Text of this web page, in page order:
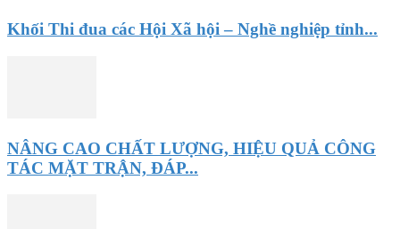
Khối Thi đua các Hội Xã hội – Nghề nghiệp tỉnh...
NÂNG CAO CHẤT LƯỢNG, HIỆU QUẢ CÔNG
TÁC MẶT TRẬN, ĐÁP...